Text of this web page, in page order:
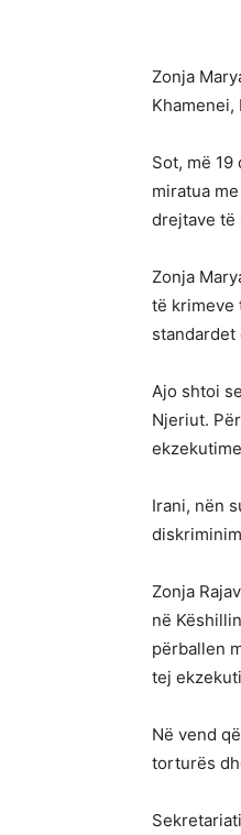
Zonja
Sot, më
miratua
drejtave të
Zonja
të krimeve
Ajo shtoi
Njeriut.
Irani, nën
Zonja
në
përballen
tej
Në vend
torturës